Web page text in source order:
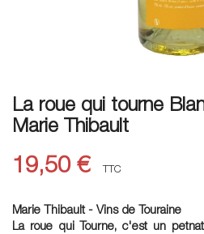
La roue qui tourne
Marie Thibault
19,50 € TTC
Marie Thibault - Vins de Touraine
La roue qui Tourne, c'est un